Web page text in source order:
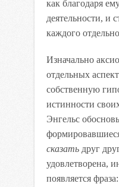
как благодаря
деятельности, и
каждого
Изначально
отдельных
собственную
истинности
Энгельс
сказать друг
удовлетворена,
появляется